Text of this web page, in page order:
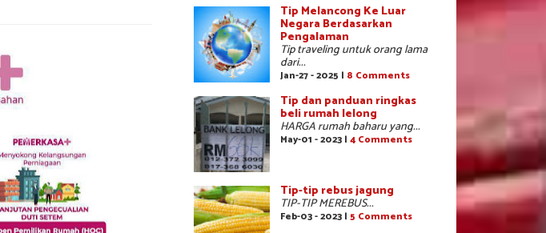
Tip Melancong Ke Luar
Negara Berdasarkan
Pengalaman
Tip traveling untuk orang lama
dari...
Jan-27 - 2025 | 8 Comments
Tip dan panduan ringkas
beli rumah lelong
HARGA rumah baharu yang...
May-01 - 2023 | 4 Comments
Tip-tip rebus jagung
TIP-TIP MEREBUS...
Feb-03 - 2023 | 5 Comments